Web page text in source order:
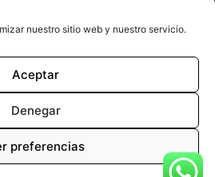
nuestro sitio web y nuestro servicio.
Aceptar
Denegar
preferencias
los derechos reservados. |
|Condiciones generales
cookies